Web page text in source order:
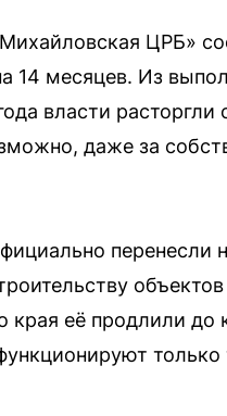
ЦРБ»
14 месяцев. Из
власти
даже за
перенесли
её продлили до
только